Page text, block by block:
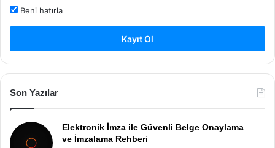
Beni hatırla
Kayıt Ol
Son Yazılar
Elektronik İmza ile Güvenli Belge Onaylama
ve İmzalama Rehberi